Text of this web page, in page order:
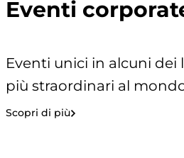
Eventi
Eventi unici in alcuni dei
più straordinari al
Scopri di più